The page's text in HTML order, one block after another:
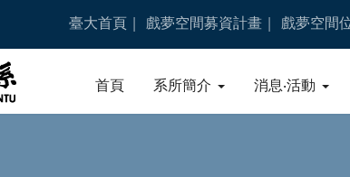
臺大首頁 戲夢空間募資計畫 戲夢空間
首頁 系所簡介 消息‧活動